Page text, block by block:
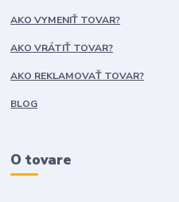
AKO VYMENIŤ TOVAR?
AKO VRÁTIŤ TOVAR?
AKO REKLAMOVAŤ TOVAR?
BLOG
O tovare